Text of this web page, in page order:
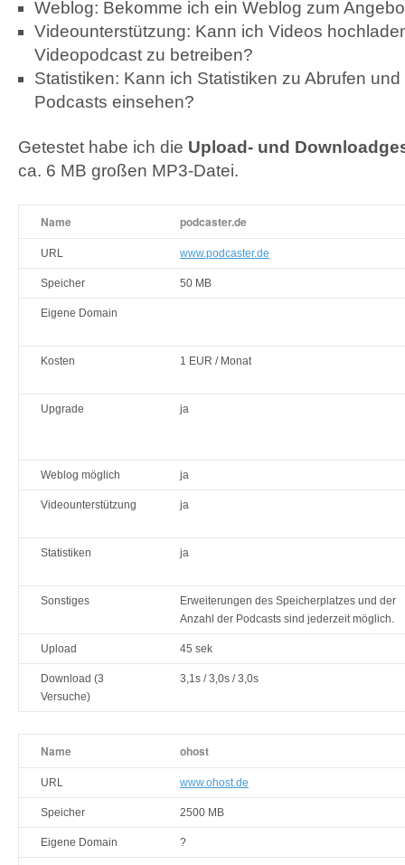
Weblog: Bekomme ich ein Weblog zum
Videounterstützung: Kann ich Videos
Videopodcast zu betreiben?
Statistiken: Kann ich Statistiken zu Abrufen
Podcasts einsehen?
Getestet habe ich die Upload- und
ca. 6 MB großen MP3-Datei.
Name podcaster.de
URL www.podcaster.de
Speicher 50 MB
Eigene Domain
Kosten 1 EUR / Monat
Upgrade ja
Weblog möglich ja
Videounterstützung ja
Statistiken ja
Sonstiges
Erweiterungen des Speicherplatzes und der
Anzahl der Podcasts sind jederzeit möglich.
Upload 45 sek
Download (3
Versuche)
3,1s / 3,0s / 3,0s
Name ohost
URL www.ohost.de
Speicher 2500 MB
Eigene Domain ?